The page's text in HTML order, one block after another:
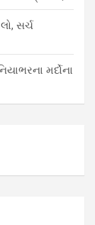
સર્ચ
મર્દોના